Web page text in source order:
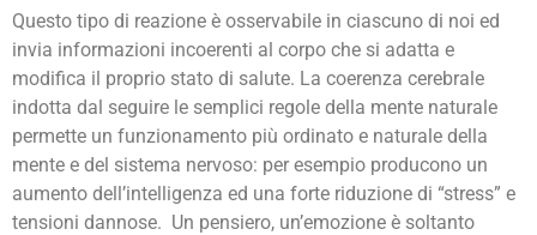
Questo tipo di reazione è osservabile in ciascuno di noi ed
invia informazioni incoerenti al corpo che si adatta e
modifica il proprio stato di salute. La coerenza cerebrale
indotta dal seguire le semplici regole della mente naturale
permette un funzionamento più ordinato e naturale della
mente e del sistema nervoso: per esempio producono un
aumento dell’intelligenza ed una forte riduzione di “stress” e
tensioni dannose. Un pensiero, un’emozione è soltanto